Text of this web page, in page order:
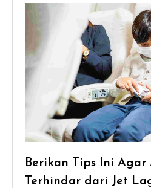
Berikan Tips Ini Agar
Terhindar dari Jet